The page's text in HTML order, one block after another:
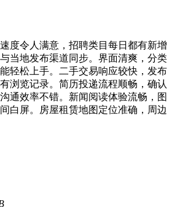
度令人满意，招聘类目每日都有新增
当地发布渠道同步。界面清爽，分类
轻松上手。二手交易响应较快，发布
浏览记录。简历投递流程顺畅，确认
通效率不错。新闻阅读体验流畅，图
白屏。房屋租赁地图定位准确，周边